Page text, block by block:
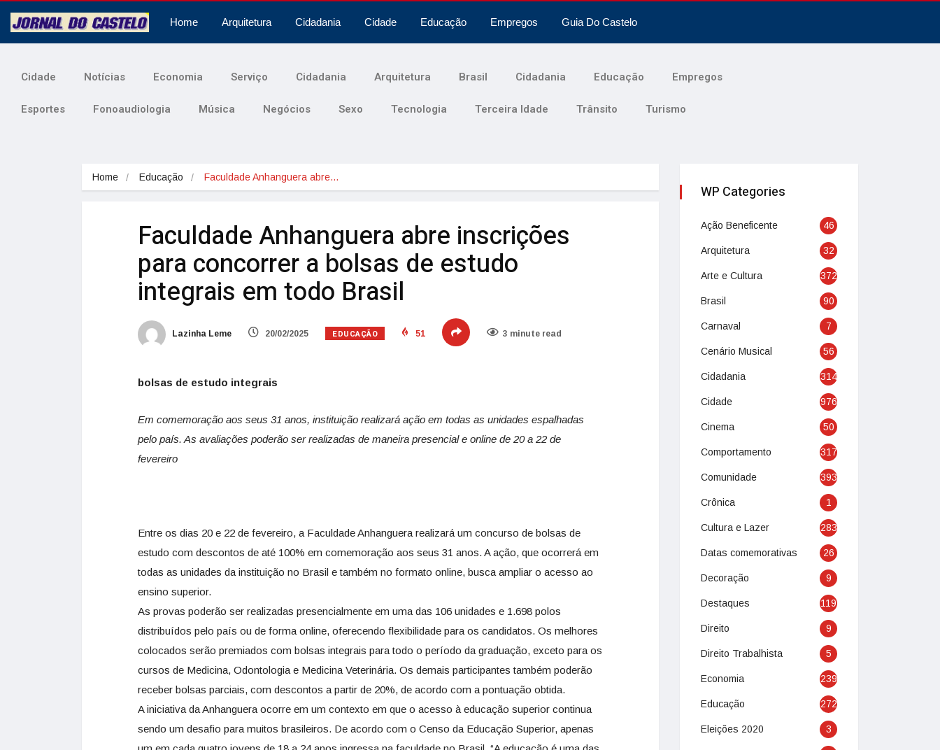
Home Arquitetura Cidadania Cidade Educação Empregos Guia Do Castelo
Cidade Notícias Economia Serviço Cidadania Arquitetura Brasil Cidadania Educação Empregos
Esportes Fonoaudiologia Música Negócios Sexo Tecnologia Terceira Idade Trânsito Turismo
Home Educação Faculdade Anhanguera abre…
Faculdade Anhanguera abre inscrições
para concorrer a bolsas de estudo
integrais em todo Brasil
Lazinha Leme 20/02/2025 EDUCAÇÃO 51 3 minute read
bolsas de estudo integrais
Em comemoração aos seus 31 anos, instituição realizará ação em todas as unidades espalhadas
pelo país. As avaliações poderão ser realizadas de maneira presencial e online de 20 a 22 de
fevereiro
Entre os dias 20 e 22 de fevereiro, a Faculdade Anhanguera realizará um concurso de bolsas de
estudo com descontos de até 100% em comemoração aos seus 31 anos. A ação, que ocorrerá em
todas as unidades da instituição no Brasil e também no formato online, busca ampliar o acesso ao
ensino superior.
As provas poderão ser realizadas presencialmente em uma das 106 unidades e 1.698 polos
distribuídos pelo país ou de forma online, oferecendo flexibilidade para os candidatos. Os melhores
colocados serão premiados com bolsas integrais para todo o período da graduação, exceto para os
cursos de Medicina, Odontologia e Medicina Veterinária. Os demais participantes também poderão
receber bolsas parciais, com descontos a partir de 20%, de acordo com a pontuação obtida.
A iniciativa da Anhanguera ocorre em um contexto em que o acesso à educação superior continua
sendo um desafio para muitos brasileiros. De acordo com o Censo da Educação Superior, apenas
WP Categories
Ação Beneficente 46
Arquitetura 32
Arte e Cultura 372
Brasil 90
Carnaval 7
Cenário Musical 56
Cidadania 314
Cidade 976
Cinema 50
Comportamento 317
Comunidade 393
Crônica 1
Cultura e Lazer 283
Datas comemorativas 26
Decoração 9
Destaques 119
Direito 9
Direito Trabalhista 5
Economia 239
Educação 272
Eleições 2020 3